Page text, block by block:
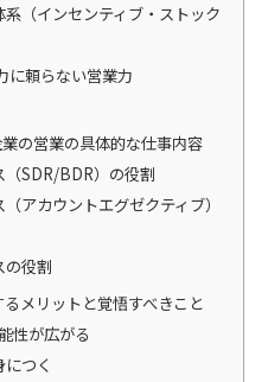
（インセンティブ・ストック
に頼らない営業力
の営業の具体的な仕事内容
（SDR/BDR）の役割
アカウントエグゼクティブ）
の役割
メリットと覚悟すべきこと
性が広がる
つく